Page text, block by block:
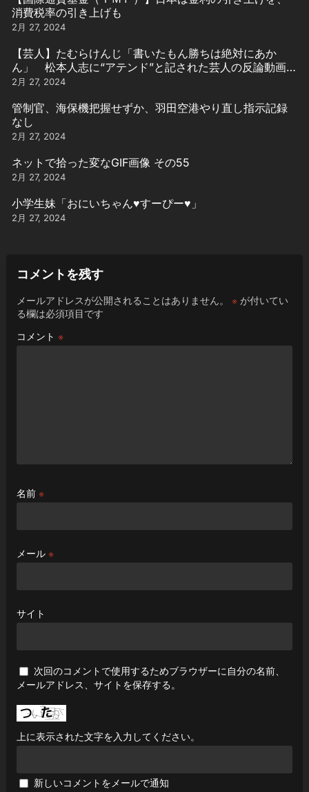
消費税率の引き上げも
2月 27, 2024
【芸人】たむらけんじ「書いたもん勝ちは絶対にあか
ん」 松本人志に“アテンド”と記された芸人の反論動画引
用
2月 27, 2024
管制官、海保機把握せずか、羽田空港やり直し指示記録
なし
2月 27, 2024
ネットで拾った変なGIF画像 その55
2月 27, 2024
小学生妹「おにいちゃん♥️すーぴー♥️」
2月 27, 2024
コメントを残す
メールアドレスが公開されることはありません。 ※が付いてい
る欄は必須項目です
コメント ※
名前 ※
メール ※
サイト
次回のコメントで使用するためブラウザーに自分の名前、
メールアドレス、サイトを保存する。
上に表示された文字を入力してください。
新しいコメントをメールで通知